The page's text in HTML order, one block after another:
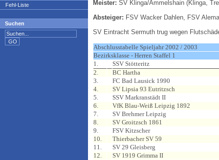
Fehl-Liste
Suchen
Meister: SV Klinga/Ammelshain (Klinga,
Absteiger: FSV Wacker Dahlen, FSV
SV Eintracht Sermuth trug wegen
Abschlusstabelle Spieljahr 2002 / 2003
Bezirksklasse - Herren Staffel 1
1.
SSV Stötteritz
2.
BC Hartha
3.
FC Bad Lausick 1990
4.
SV Lipsia 93 Eutritzsch
5.
SSV Markranstädt II
6.
VfK Blau-Weiß Leipzig 1892
7.
SV Brehmer Leipzig
8.
SV Groitzsch 1861
9.
FSV Kitzscher
10.
Thierbacher SV 59
11.
SV 29 Gleisberg
12.
SV 1919 Grimma II